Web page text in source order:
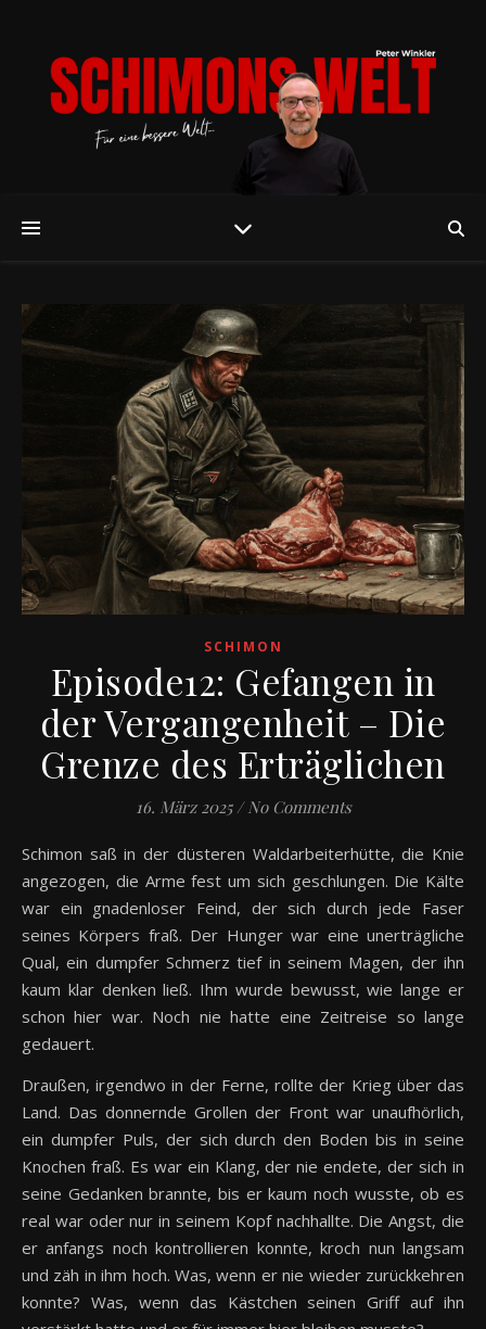
SCHIMON
Episode12: Gefangen in
der Vergangenheit – Die
Grenze des Erträglichen
16. März 2025 / No Comments
Schimon saß in der düsteren Waldarbeiterhütte, die Knie
angezogen, die Arme fest um sich geschlungen. Die Kälte
war ein gnadenloser Feind, der sich durch jede Faser
seines Körpers fraß. Der Hunger war eine unerträgliche
Qual, ein dumpfer Schmerz tief in seinem Magen, der ihn
kaum klar denken ließ. Ihm wurde bewusst, wie lange er
schon hier war. Noch nie hatte eine Zeitreise so lange
gedauert.
Draußen, irgendwo in der Ferne, rollte der Krieg über das
Land. Das donnernde Grollen der Front war unaufhörlich,
ein dumpfer Puls, der sich durch den Boden bis in seine
Knochen fraß. Es war ein Klang, der nie endete, der sich in
seine Gedanken brannte, bis er kaum noch wusste, ob es
real war oder nur in seinem Kopf nachhallte. Die Angst, die
er anfangs noch kontrollieren konnte, kroch nun langsam
und zäh in ihm hoch. Was, wenn er nie wieder zurückkehren
konnte? Was, wenn das Kästchen seinen Griff auf ihn